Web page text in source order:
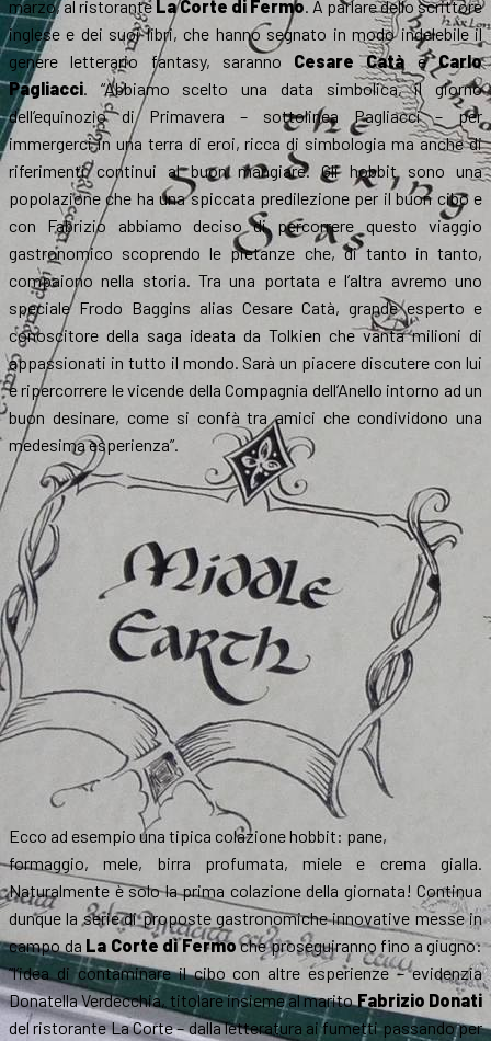
marzo, al ristoranteLa Corte di Fermo. A parlare dello scrittore
inglese e dei suoi libri, che hanno segnato in modo indelebile il
genere letterario fantasy, saranno Cesare Catà eCarlo
Pagliacci. “Abbiamo scelto una data simbolica, il giorno
dell’equinozio di Primavera – sottolinea Pagliacci – per
immergerci in una terra di eroi, ricca di simbologia ma anche di
riferimenti continui al buon mangiare. Gli hobbit sono una
popolazione che ha una spiccata predilezione per il buon cibo e
con Fabrizio abbiamo deciso di percorrere questo viaggio
gastronomico scoprendo le pietanze che, di tanto in tanto,
compaiono nella storia. Tra una portata e l’altra avremo uno
speciale Frodo Baggins alias Cesare Catà, grande esperto e
conoscitore della saga ideata da Tolkien che vanta milioni di
appassionati in tutto il mondo. Sarà un piacere discutere con lui
e ripercorrere le vicende della Compagnia dell’Anello intorno ad un
buon desinare, come si confà tra amici che condividono una
medesima esperienza”.
Ecco ad esempio una tipica colazione hobbit: pane,
formaggio, mele, birra profumata, miele e crema gialla.
Naturalmente è solo la prima colazione della giornata! Continua
dunque la serie di proposte gastronomiche innovative messe in
campo da La Corte di Fermoche proseguiranno fino a giugno:
“l’idea di contaminare il cibo con altre esperienze – evidenzia
Donatella Verdecchia, titolare insieme al maritoFabrizio Donati
del ristorante La Corte – dalla letteratura ai fumetti passando per